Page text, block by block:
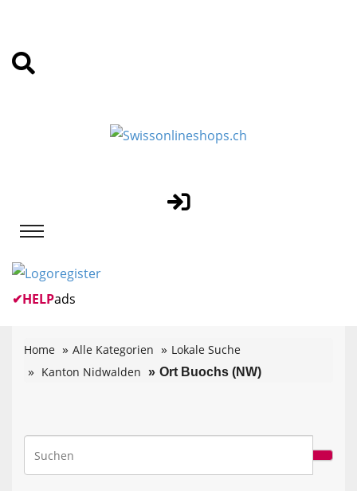
✔HELPads
Home Alle Kategorien
Lokale Suche
Kanton Nidwalden
Ort Buochs (NW)